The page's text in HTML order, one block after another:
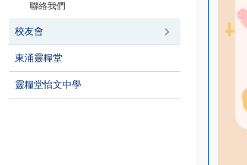
聯絡我們
校友會
東涌靈糧堂
靈糧堂怡文中學